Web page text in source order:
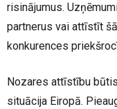
risinājumus.
partnerus vai attīstīt
konkurences
Nozares attīstību
situācija Eiropā.